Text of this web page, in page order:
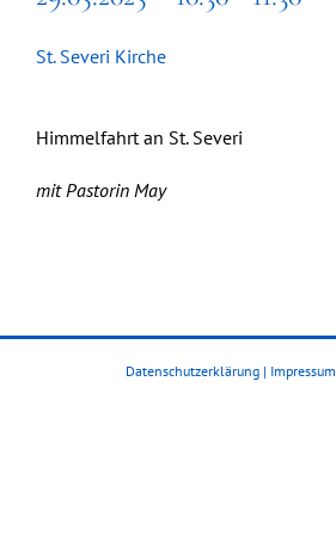
St. Severi Kirche
Himmelfahrt an St. Severi
mit Pastorin May
Datenschutzerklärung | Impressum